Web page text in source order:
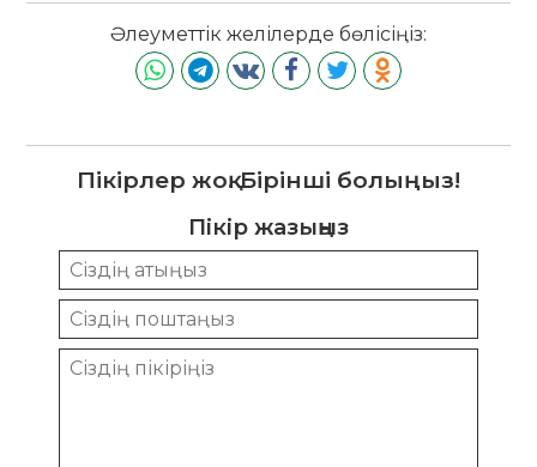
Әлеуметтік желілерде бөлісіңіз:
Пікірлер жоқ. Бірінші болыңыз!
Пікір жазыңыз